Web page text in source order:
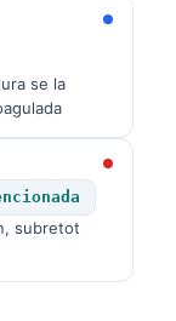
se la
subretot